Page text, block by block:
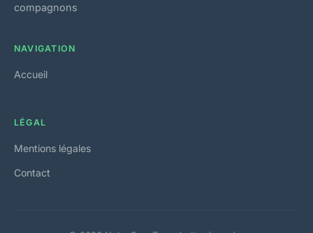
compagnons
NAVIGATION
Accueil
LÉGAL
Mentions légales
Contact